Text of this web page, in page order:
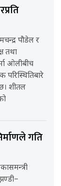
पौडेल र
तथा
ओलीबीच
शीतल
गति